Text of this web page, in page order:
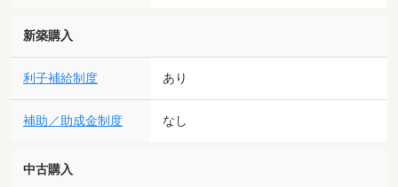
新築購入
利子補給制度 あり
補助／助成金制度 なし
中古購入